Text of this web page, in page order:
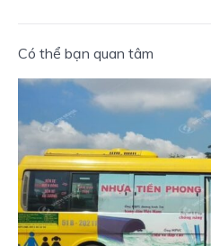
Có thể bạn quan tâm